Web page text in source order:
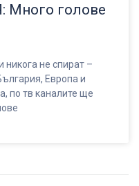
голове
не спират –
Европа и
по тв каналите ще